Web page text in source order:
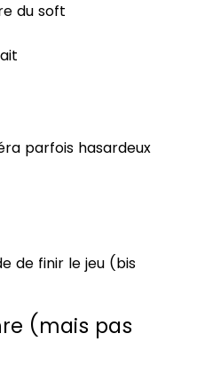
du soft
parfois hasardeux
de finir le jeu (bis
(mais pas